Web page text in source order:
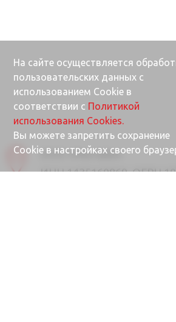
ООО «Ректайм»
ИНН 1435160869, ОГРН
На сайте осуществляется
пользовательских данных с
использованием Cookie в
соответствии с Политикой
использования Cookies.
Вы можете запретить сохранение
Cookie в настройках своего